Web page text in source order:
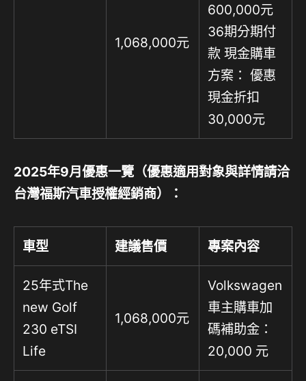
1,068,000元
600,000元
36期分期付
款 現金購車
方案： 優惠
現金折扣
30,000元
2025年9月優惠一覽（優惠適用對象與詳情請洽
台灣福斯汽車授權經銷商）：
車型 建議售價 專案內容
25年式The
new Golf
230 eTSI
Life
1,068,000元
Volkswagen
車主購車加
碼補助金：
20,000 元